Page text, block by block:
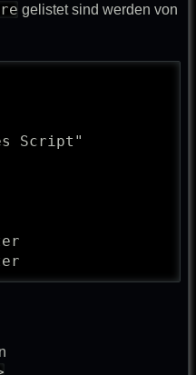
gelistet sind werden von
Script"